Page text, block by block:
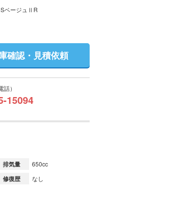
SベージュⅡR
確認・見積依頼
）
15094
排気量 650cc
修復歴 なし